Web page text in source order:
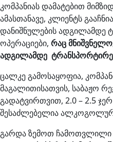
კომპანიას დამატებით
ამასთანავე, კლიენტს
დანიშნულების ადგილამდე
ოპერაციები, რაც
ადგილამდე
ცალკე გამოსაყოფია,
მაგალითისათვის, საბაჟო
გადატვირთვით, 2.0 – 2.5
შესაძლებელია ალკოგოლურ
გარდა ზემოთ ჩამოთვლილი